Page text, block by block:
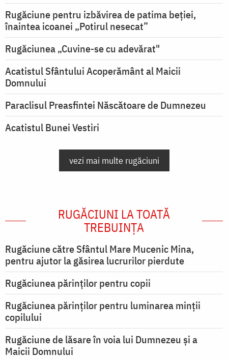
Rugăciune pentru izbăvirea de patima beției,
înaintea icoanei „Potirul nesecat”
Rugăciunea „Cuvine-se cu adevărat"
Acatistul Sfântului Acoperământ al Maicii
Domnului
Paraclisul Preasfintei Născătoare de Dumnezeu
Acatistul Bunei Vestiri
vezi mai multe rugăciuni
RUGĂCIUNI LA TOATĂ
TREBUINȚA
Rugăciune către Sfântul Mare Mucenic Mina,
pentru ajutor la găsirea lucrurilor pierdute
Rugăciunea părinților pentru copii
Rugăciunea părinților pentru luminarea minţii
copilului
Rugăciune de lăsare în voia lui Dumnezeu şi a
Maicii Domnului